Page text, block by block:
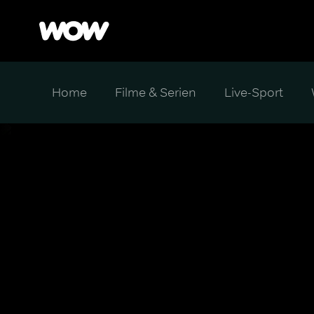
Home Filme & Serien Live-Sport